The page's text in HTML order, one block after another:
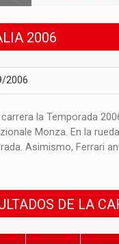
2006
2006
la Temporada
Monza. En la
Asimismo, Ferrari
DE LA